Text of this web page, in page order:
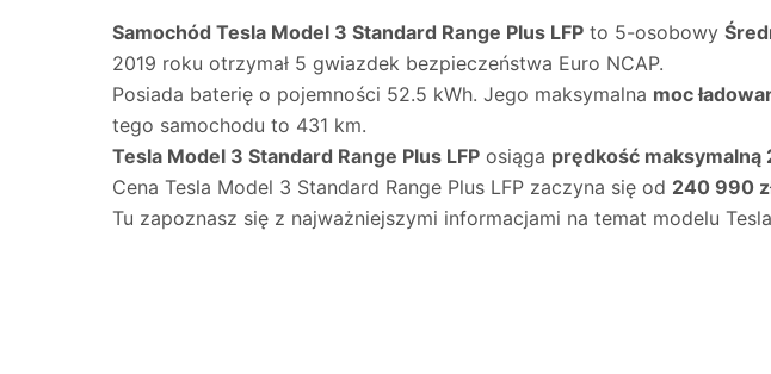
Samochód Tesla Model 3 Standard Range Plus LFP to 5-osobowy
2019 roku otrzymał 5 gwiazdek bezpieczeństwa Euro NCAP.
Posiada baterię o pojemności 52.5 kWh. Jego maksymalna moc
tego samochodu to 431 km.
Tesla Model 3 Standard Range Plus LFP osiąga prędkość maksymalną
Cena Tesla Model 3 Standard Range Plus LFP zaczyna się od 240 990
Tu zapoznasz się z najważniejszymi informacjami na temat modelu